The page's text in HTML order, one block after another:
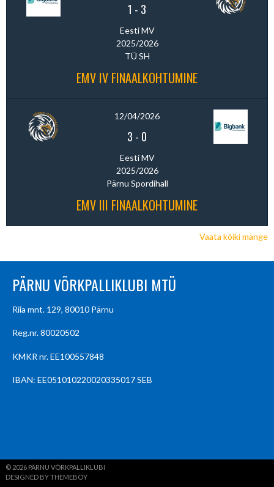
1 - 3
Eesti MV
2025/2026
TÜ SH
EMV IV FINAALKOHTUMINE
12/04/2026
3 - 0
Eesti MV
2025/2026
Pärnu Spordihall
EMV III FINAALKOHTUMINE
Vaata kõiki mänge
PÄRNU VÕRKPALLIKLUBI MTÜ
Riia mnt. 129, 80010 Pärnu
Reg.nr. 80020502
KMKR nr. EE100557848
IBAN: EE051010220020335017 SEB
© 2026 PÄRNU VÕRKPALLIKLUBI
DESIGNED BY THEMEBOY